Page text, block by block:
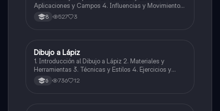
Aplicaciones y Campos 4. Influencias y Movimientos
Artísticos 5. Ética en la Ilustración 6. Desarrollo
Profesional y Educativo 7. Ejemplos y Referencias
8 527 3
Artes
Dibujo a Lápiz
1. Introducción al Dibujo a Lápiz 2. Materiales y
Herramientas 3. Técnicas y Estilos 4. Ejercicios y
Prácticas Recomendadas 5. Inspiración y
Referencias 6. Proceso Creativo y Experimentación
6 736 12